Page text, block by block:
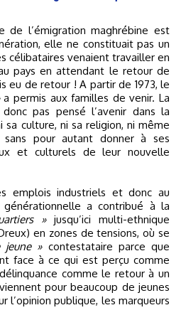
de l’émigration maghrébine est
elle ne constituait pas un
célibataires venaient travailler en
pays en attendant le retour de
eu de retour ! A partir de 1973, le
a permis aux familles de venir. La
pas pensé l’avenir dans la
sa culture, ni sa religion, ni même
pour autant donner à ses
et culturels de leur nouvelle
emplois industriels et donc au
a contribué à la
»jusqu’ici multi-ethnique
en zones de tensions, où se
jeune »contestataire parce que
face à ce qui est perçu comme
comme le retour à un
pour beaucoup de jeunes
l’opinion publique, les marqueurs